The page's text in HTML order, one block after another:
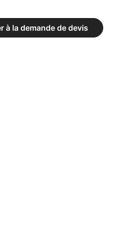
à la demande de devis